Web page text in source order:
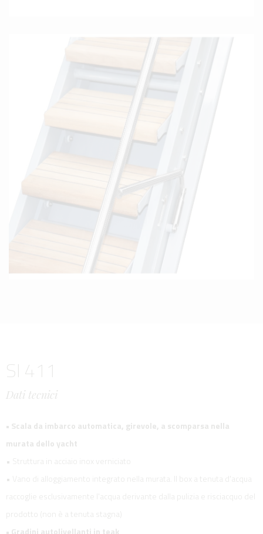
SI 411
Dati tecnici
• Scala da imbarco automatica, girevole, a scomparsa nella
murata dello yacht
• Struttura in acciaio inox verniciato
• Vano di alloggiamento integrato nella murata. Il box a tenuta d'acqua
raccoglie esclusivamente l'acqua derivante dalla pulizia e risciacquo del
prodotto (non è a tenuta stagna)
• Gradini autolivellanti in teak